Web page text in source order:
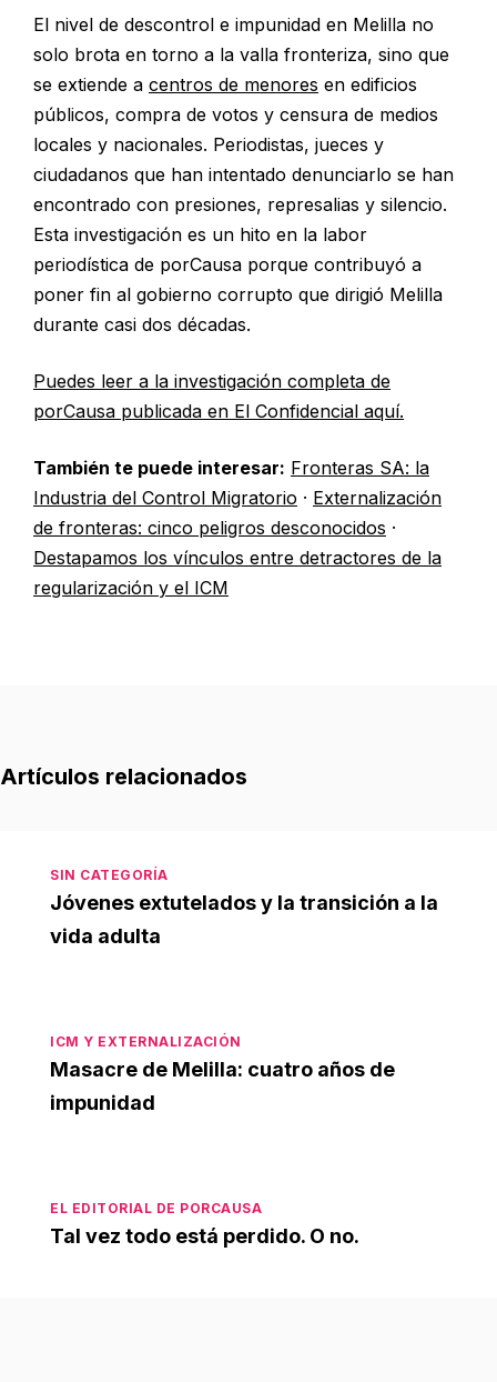
El nivel de descontrol e impunidad en Melilla no
solo brota en torno a la valla fronteriza, sino que
se extiende a centros de menores en edificios
públicos, compra de votos y censura de medios
locales y nacionales. Periodistas, jueces y
ciudadanos que han intentado denunciarlo se han
encontrado con presiones, represalias y silencio.
Esta investigación es un hito en la labor
periodística de porCausa porque contribuyó a
poner fin al gobierno corrupto que dirigió Melilla
durante casi dos décadas.
Puedes leer a la investigación completa de
porCausa publicada en El Confidencial aquí.
También te puede interesar: Fronteras SA: la
Industria del Control Migratorio · Externalización
de fronteras: cinco peligros desconocidos ·
Destapamos los vínculos entre detractores de la
regularización y el ICM
Artículos relacionados
SIN CATEGORÍA
Jóvenes extutelados y la transición a la
vida adulta
ICM Y EXTERNALIZACIÓN
Masacre de Melilla: cuatro años de
impunidad
EL EDITORIAL DE PORCAUSA
Tal vez todo está perdido. O no.